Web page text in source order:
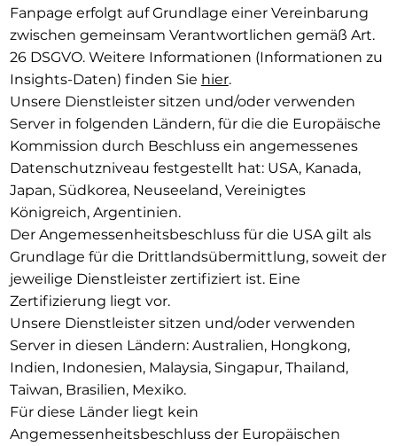
Fanpage erfolgt auf Grundlage einer Vereinbarung
zwischen gemeinsam Verantwortlichen gemäß Art.
26 DSGVO. Weitere Informationen (Informationen zu
Insights-Daten) finden Sie hier.
Unsere Dienstleister sitzen und/oder verwenden
Server in folgenden Ländern, für die die Europäische
Kommission durch Beschluss ein angemessenes
Datenschutzniveau festgestellt hat: USA, Kanada,
Japan, Südkorea, Neuseeland, Vereinigtes
Königreich, Argentinien.
Der Angemessenheitsbeschluss für die USA gilt als
Grundlage für die Drittlandsübermittlung, soweit der
jeweilige Dienstleister zertifiziert ist. Eine
Zertifizierung liegt vor.
Unsere Dienstleister sitzen und/oder verwenden
Server in diesen Ländern: Australien, Hongkong,
Indien, Indonesien, Malaysia, Singapur, Thailand,
Taiwan, Brasilien, Mexiko.
Für diese Länder liegt kein
Angemessenheitsbeschluss der Europäischen